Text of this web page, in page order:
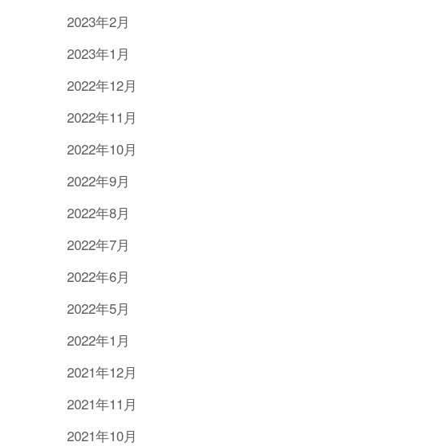
2023年2月
2023年1月
2022年12月
2022年11月
2022年10月
2022年9月
2022年8月
2022年7月
2022年6月
2022年5月
2022年1月
2021年12月
2021年11月
2021年10月